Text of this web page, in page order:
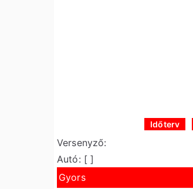
Időterv
Versenyző:
Autó: [ ]
Gyors